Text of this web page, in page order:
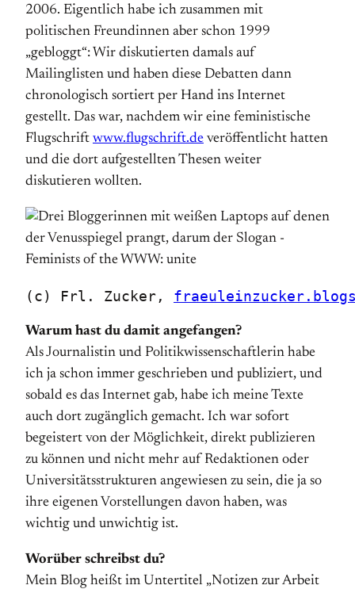
2006. Eigentlich habe ich zusammen mit
politischen Freundinnen aber schon 1999
„gebloggt“: Wir diskutierten damals auf
Mailinglisten und haben diese Debatten dann
chronologisch sortiert per Hand ins Internet
gestellt. Das war, nachdem wir eine feministische
Flugschrift www.flugschrift.de veröffentlicht hatten
und die dort aufgestellten Thesen weiter
diskutieren wollten.
(c) Frl. Zucker,
Warum hast du damit angefangen?
Als Journalistin und Politikwissenschaftlerin habe
ich ja schon immer geschrieben und publiziert, und
sobald es das Internet gab, habe ich meine Texte
auch dort zugänglich gemacht. Ich war sofort
begeistert von der Möglichkeit, direkt publizieren
zu können und nicht mehr auf Redaktionen oder
Universitätsstrukturen angewiesen zu sein, die ja so
ihre eigenen Vorstellungen davon haben, was
wichtig und unwichtig ist.
Worüber schreibst du?
Mein Blog heißt im Untertitel „Notizen zur Arbeit